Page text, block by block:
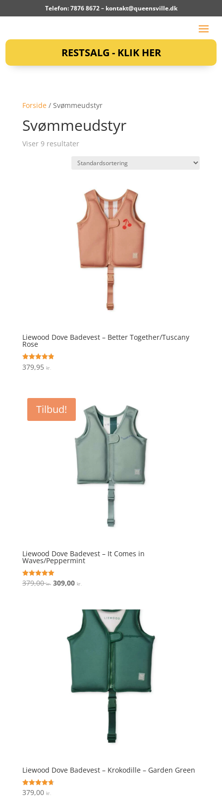
Telefon: 7876 8672 – kontakt@queensville.dk
RESTSALG - KLIK HER
Forside/ Svømmeudstyr
Svømmeudstyr
Viser 9 resultater
Liewood Dove Badevest – Better Together/Tuscany
Rose
Vurderet
4.9
379,95 kr.
Tilbud!
Liewood Dove Badevest – It Comes in
Waves/Peppermint
Vurderet
5
379,00kr. Den
379,00 kr..
309,00 kr.
er:
309,00 kr..
Liewood Dove Badevest – Krokodille – Garden Green
Vurderet
4.7
379,00 kr.